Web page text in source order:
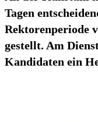
Tagen
Rektorenperiode
gestellt. Am
Kandidaten ein